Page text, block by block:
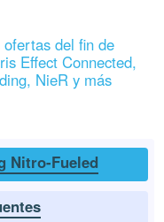
del fin de
Effect Connected,
NieR y más
Nitro-Fueled